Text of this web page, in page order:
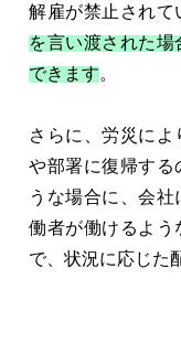
解雇が禁止されて
を言い渡された
できます。
さらに、労災に
や部署に復帰する
うな場合に、会
働者が働けるよう
で、状況に応じた